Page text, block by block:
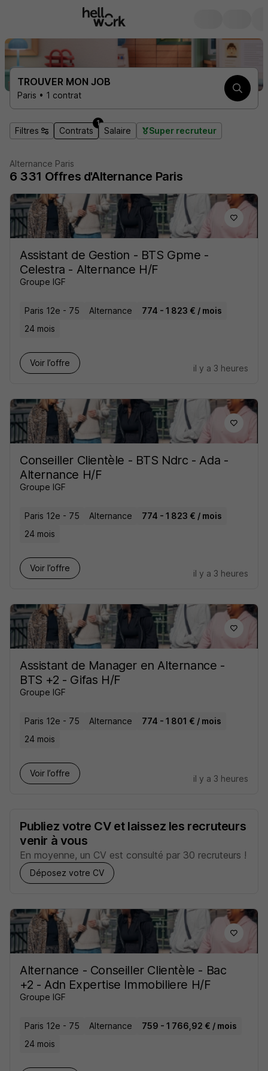
TROUVER MON JOB
Paris • 1 contrat
Filtres Contrats
1
Salaire Super recruteur
Alternance Paris
6 331 Offres d'Alternance Paris
Assistant de Gestion - BTS Gpme -
Celestra - Alternance H/F
Groupe IGF
Paris 12e - 75 Alternance
774 - 1 823 € / mois
24 mois
Voir l’offre
il y a 3 heures
Conseiller Clientèle - BTS Ndrc - Ada -
Alternance H/F
Groupe IGF
Paris 12e - 75 Alternance
774 - 1 823 € / mois
24 mois
Voir l’offre
il y a 3 heures
Assistant de Manager en Alternance -
BTS +2 - Gifas H/F
Groupe IGF
Paris 12e - 75 Alternance
774 - 1 801 € / mois
24 mois
Voir l’offre
il y a 3 heures
Publiez votre CV et laissez les recruteurs
venir à vous
En moyenne, un CV est consulté par 30 recruteurs !
Déposez votre CV
Alternance - Conseiller Clientèle - Bac
+2 - Adn Expertise Immobiliere H/F
Groupe IGF
Paris 12e - 75 Alternance
759 - 1 766,92 € / mois
24 mois